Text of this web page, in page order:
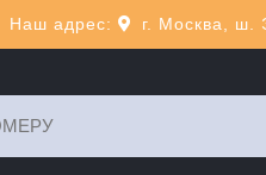
Наш адрес: г. Москва, ш.